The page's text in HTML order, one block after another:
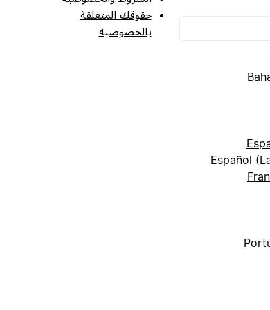
Español
حقوقك المتعلقة
بالخصوصية